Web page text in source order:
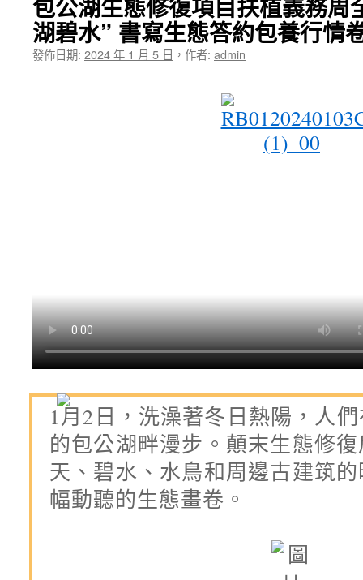
包公湖生態修復項目扶植義務
湖碧水” 書寫生態答約包養行情
發佈日期: 2024 年 1 月 5 日 ， 作者: admin
1月2日，洗澡著冬日熱陽，人
的包公湖畔漫步。顛末生態修
天、碧水、水鳥和周邊古建筑
幅動聽的生態畫卷。